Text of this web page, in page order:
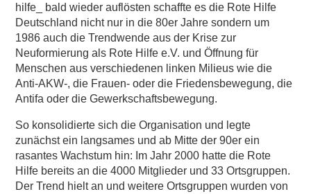
hilfe_ bald wieder auflösten schaffte es die Rote Hilfe
Deutschland nicht nur in die 80er Jahre sondern um
1986 auch die Trendwende aus der Krise zur
Neuformierung als Rote Hilfe e.V. und Öffnung für
Menschen aus verschiedenen linken Milieus wie die
Anti-AKW-, die Frauen- oder die Friedensbewegung, die
Antifa oder die Gewerkschaftsbewegung.
So konsolidierte sich die Organisation und legte
zunächst ein langsames und ab Mitte der 90er ein
rasantes Wachstum hin: Im Jahr 2000 hatte die Rote
Hilfe bereits an die 4000 Mitglieder und 33 Ortsgruppen.
Der Trend hielt an und weitere Ortsgruppen wurden von